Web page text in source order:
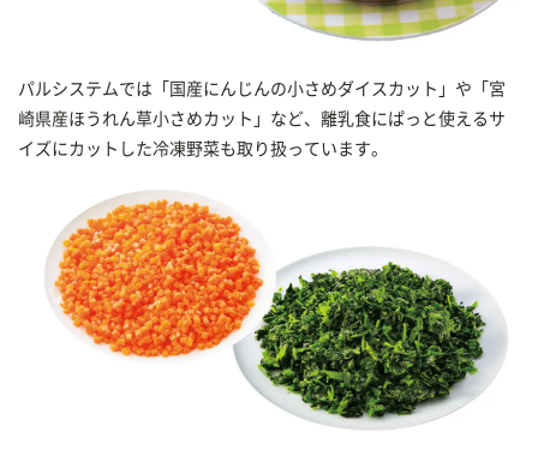
パルシステムでは「国産にんじんの小さめダイスカット」や「宮
崎県産ほうれん草小さめカット」など、離乳食にぱっと使えるサ
イズにカットした冷凍野菜も取り扱っています。